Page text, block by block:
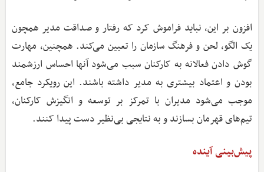
افزون بر این، نباید فراموش کرد که رفتار و صداقت مدیر همچون
یک الگو، لحن و فرهنگ سازمان را تعیین می‌کند. همچنین، مهارت
گوش دادن فعالانه به کارکنان سبب می‌شود آنها احساس ارزشمند
بودن و اعتماد بیشتری به مدیر داشته باشند. این رویکرد جامع،
موجب می‌شود مدیران با تمرکز بر توسعه و انگیزش کارکنان،
تیم‌های قهرمان بسازند و به نتایجی بی‌نظیر دست پیدا کنند.
پیش‌بینی آینده